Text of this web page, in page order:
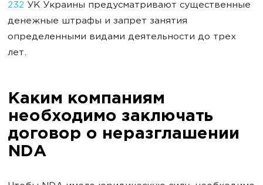
232 УК Украины предусматривают существенные
денежные штрафы и запрет занятия
определенными видами деятельности до трех
лет.
Каким компаниям
необходимо заключать
договор о неразглашении
NDA